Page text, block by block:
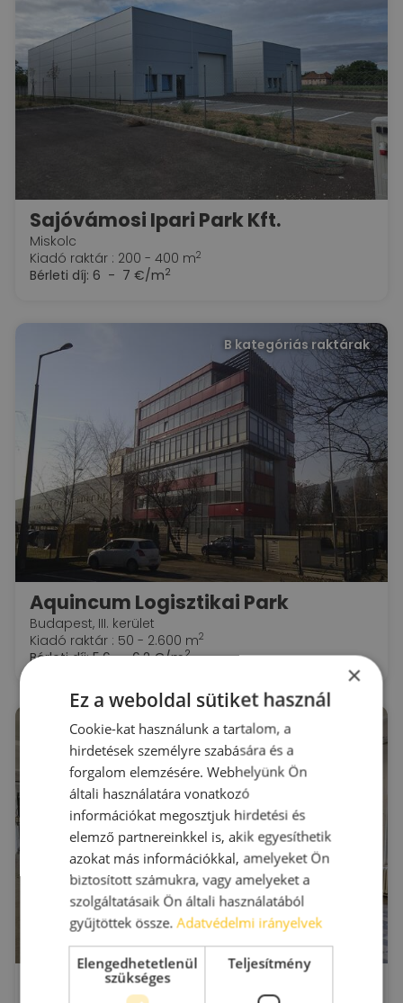
Sajóvámosi Ipari Park Kft.
Miskolc
Kiadó raktár : 200 - 400 m2
Bérleti díj: 6 - 7 €/m2
B kategóriás raktárak
Aquincum Logisztikai Park
Budapest, III. kerület
Kiadó raktár : 50 - 2.600 m2
Bérleti díj: 5.6 - 6.2 €/m2
B kategóriás raktárak
Üllői út 102.
×
Ez a weboldal sütiket használ
Cookie-kat használunk a tartalom, a
hirdetések személyre szabására és a
forgalom elemzésére. Webhelyünk Ön
általi használatára vonatkozó
információkat megosztjuk hirdetési és
elemző partnereinkkel is, akik egyesíthetik
azokat más információkkal, amelyeket Ön
biztosított számukra, vagy amelyeket a
szolgáltatásaik Ön általi használatából
gyűjtöttek össze.Adatvédelmi irányelvek
Elengedhetetlenül
szükséges
Teljesítmény